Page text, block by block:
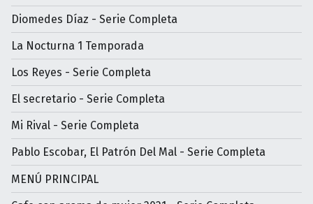
Diomedes Díaz - Serie Completa
La Nocturna 1 Temporada
Los Reyes - Serie Completa
El secretario - Serie Completa
Mi Rival - Serie Completa
Pablo Escobar, El Patrón Del Mal - Serie Completa
MENÚ PRINCIPAL